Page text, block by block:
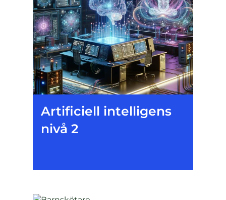
Artificiell intelligens
nivå 2